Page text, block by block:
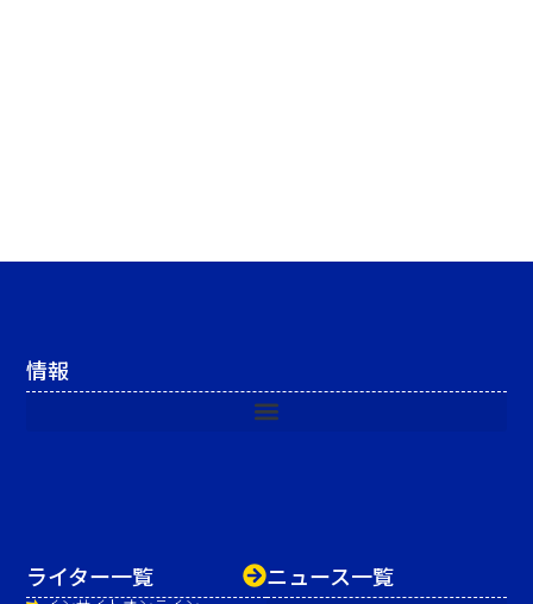
ニュース一覧
ライター一覧
情報